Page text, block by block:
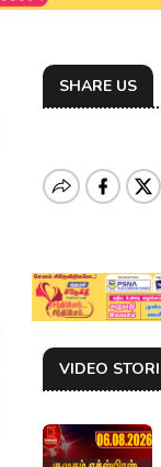
SHARE US
VIDEO